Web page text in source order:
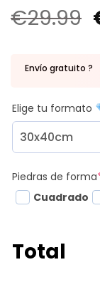
€29.99
Envío gratuito ?
Elige tu formato
Piedras de forma
Cuadrado
Total